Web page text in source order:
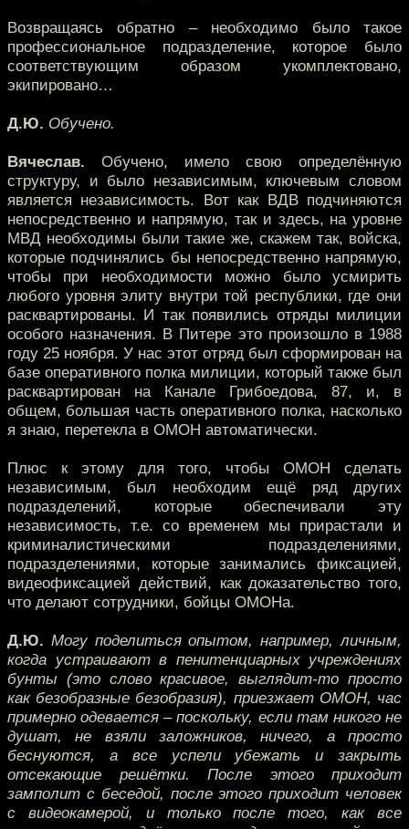
Возвращаясь обратно – необходимо было такое
профессиональное подразделение, которое было
соответствующим образом укомплектовано,
экипировано…
Д.Ю. Обучено.
Вячеслав. Обучено, имело свою определённую
структуру, и было независимым, ключевым словом
является независимость. Вот как ВДВ подчиняются
непосредственно и напрямую, так и здесь, на уровне
МВД необходимы были такие же, скажем так, войска,
которые подчинялись бы непосредственно напрямую,
чтобы при необходимости можно было усмирить
любого уровня элиту внутри той республики, где они
расквартированы. И так появились отряды милиции
особого назначения. В Питере это произошло в 1988
году 25 ноября. У нас этот отряд был сформирован на
базе оперативного полка милиции, который также был
расквартирован на Канале Грибоедова, 87, и, в
общем, большая часть оперативного полка, насколько
я знаю, перетекла в ОМОН автоматически.
Плюс к этому для того, чтобы ОМОН сделать
независимым, был необходим ещё ряд других
подразделений, которые обеспечивали эту
независимость, т.е. со временем мы прирастали и
криминалистическими подразделениями,
подразделениями, которые занимались фиксацией,
видеофиксацией действий, как доказательство того,
что делают сотрудники, бойцы ОМОНа.
Д.Ю. Могу поделиться опытом, например, личным,
когда устраивают в пенитенциарных учреждениях
бунты (это слово красивое, выглядит-то просто
как безобразные безобразия), приезжает ОМОН, час
примерно одевается – поскольку, если там никого не
душат, не взяли заложников, ничего, а просто
беснуются, а все успели убежать и закрыть
отсекающие решётки. После этого приходит
замполит с беседой, после этого приходит человек
с видеокамерой, и только после того, как все